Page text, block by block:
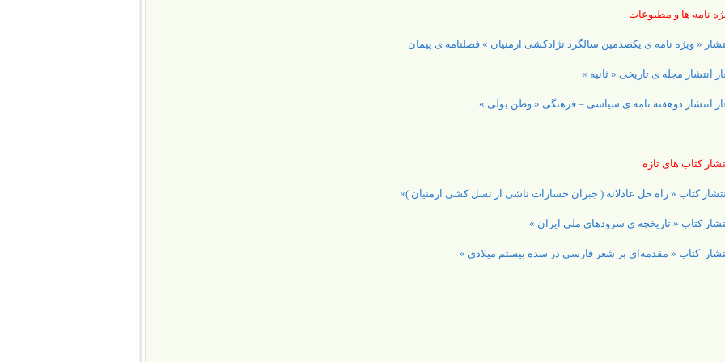
نامه ها و مطبوعات
« ویژه نامه ی یکصدمین سالگرد نژادکشی ارمنیان » فصلنامه ی پیمان
انتشار مجله ی تاریخی « ثانیه »
انتشار دوهفته نامه ی سیاسی – فرهنگی « وطن یولی »
کتاب های تازه
کتاب « راه حل عادلانه ( جبران خسارات ناشی از نسل کشی ارمنیان )»
کتاب « تاریخچه ی سرودهای ملی ایران »
کتاب « مقدمه‌ای بر شعر فارسی در سده بیستم میلادی »